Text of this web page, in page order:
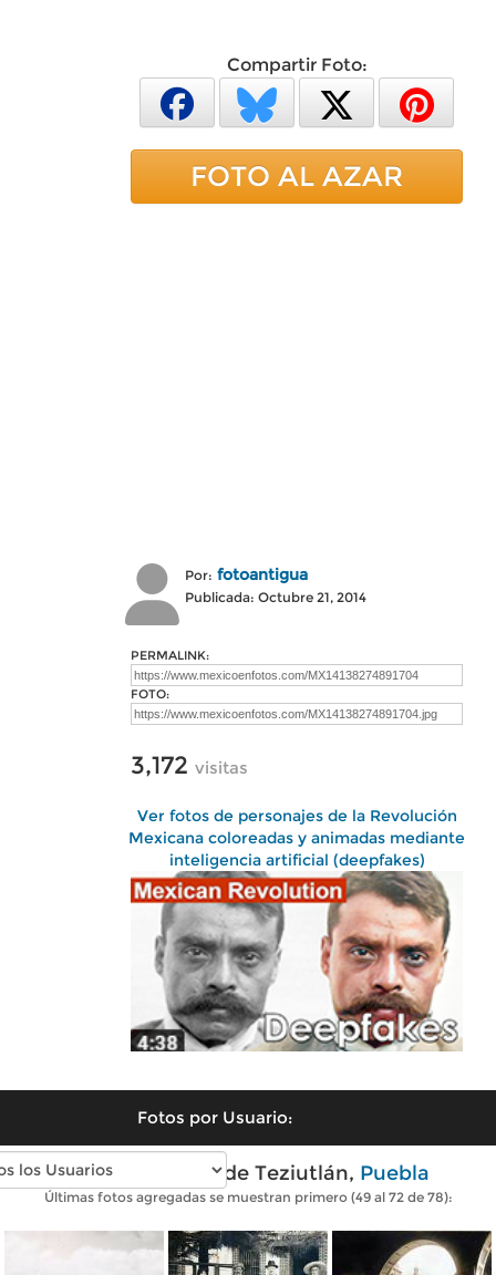
Compartir Foto:
FOTO AL AZAR
Por: fotoantigua
Publicada: Octubre 21, 2014
PERMALINK:
FOTO:
3,172 visitas
Ver fotos de personajes de la Revolución
Mexicana coloreadas y animadas mediante
inteligencia artificial (deepfakes)
Fotos por Usuario:
Fotos antiguas de Teziutlán, Puebla
Últimas fotos agregadas se muestran primero (49 al 72 de 78):